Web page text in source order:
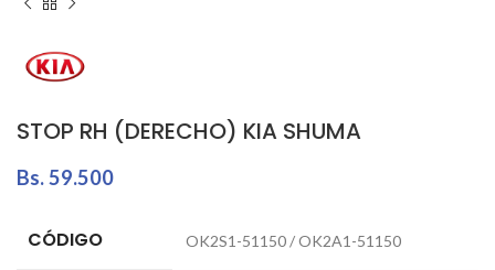
STOP RH (DERECHO) KIA SHUMA
Bs.59.500
CÓDIGO OK2S1-51150 / OK2A1-51150